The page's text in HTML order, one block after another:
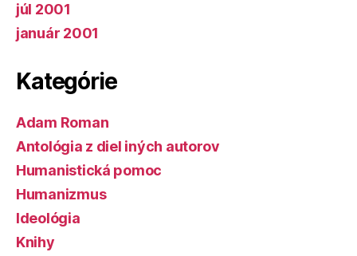
júl 2001
január 2001
Kategórie
Adam Roman
Antológia z diel iných autorov
Humanistická pomoc
Humanizmus
Ideológia
Knihy